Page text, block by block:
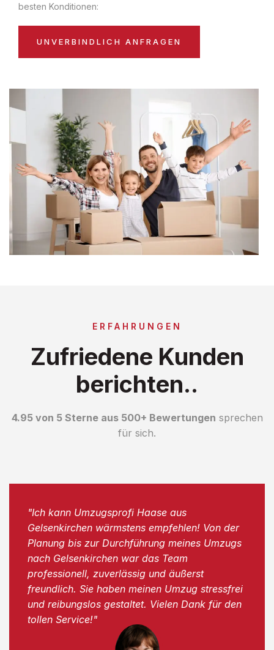
besten Konditionen:
UNVERBINDLICH ANFRAGEN
ERFAHRUNGEN
Zufriedene Kunden
berichten..
4.95 von 5 Sterne aus 500+ Bewertungen sprechen
für sich.
"Ich kann Umzugsprofi Haase aus
Gelsenkirchen wärmstens empfehlen! Von der
Planung bis zur Durchführung meines Umzugs
nach Gelsenkirchen war das Team
professionell, zuverlässig und äußerst
freundlich. Sie haben meinen Umzug stressfrei
und reibungslos gestaltet. Vielen Dank für den
tollen Service!"